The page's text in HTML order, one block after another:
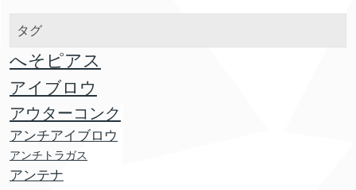
タグ
へそピアス
アイブロウ
アウターコンク
アンチアイブロウ
アンチトラガス
アンテナ